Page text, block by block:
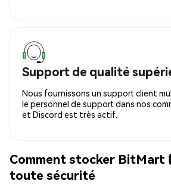
Support de qualité
Nous fournissons un support client
le personnel de support dans nos
et Discord est très actif.
Comment stocker BitMart
toute sécurité